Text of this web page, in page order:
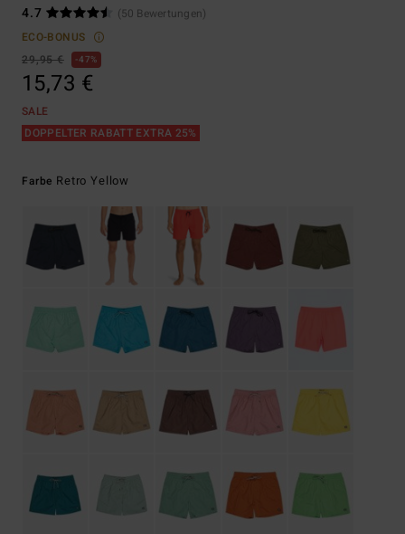
4.7
(50 Bewertungen)
ECO-BONUS
29,95 €
47%
15,73 €
SALE
DOPPELTER RABATT EXTRA 25%
Farbe Retro Yellow